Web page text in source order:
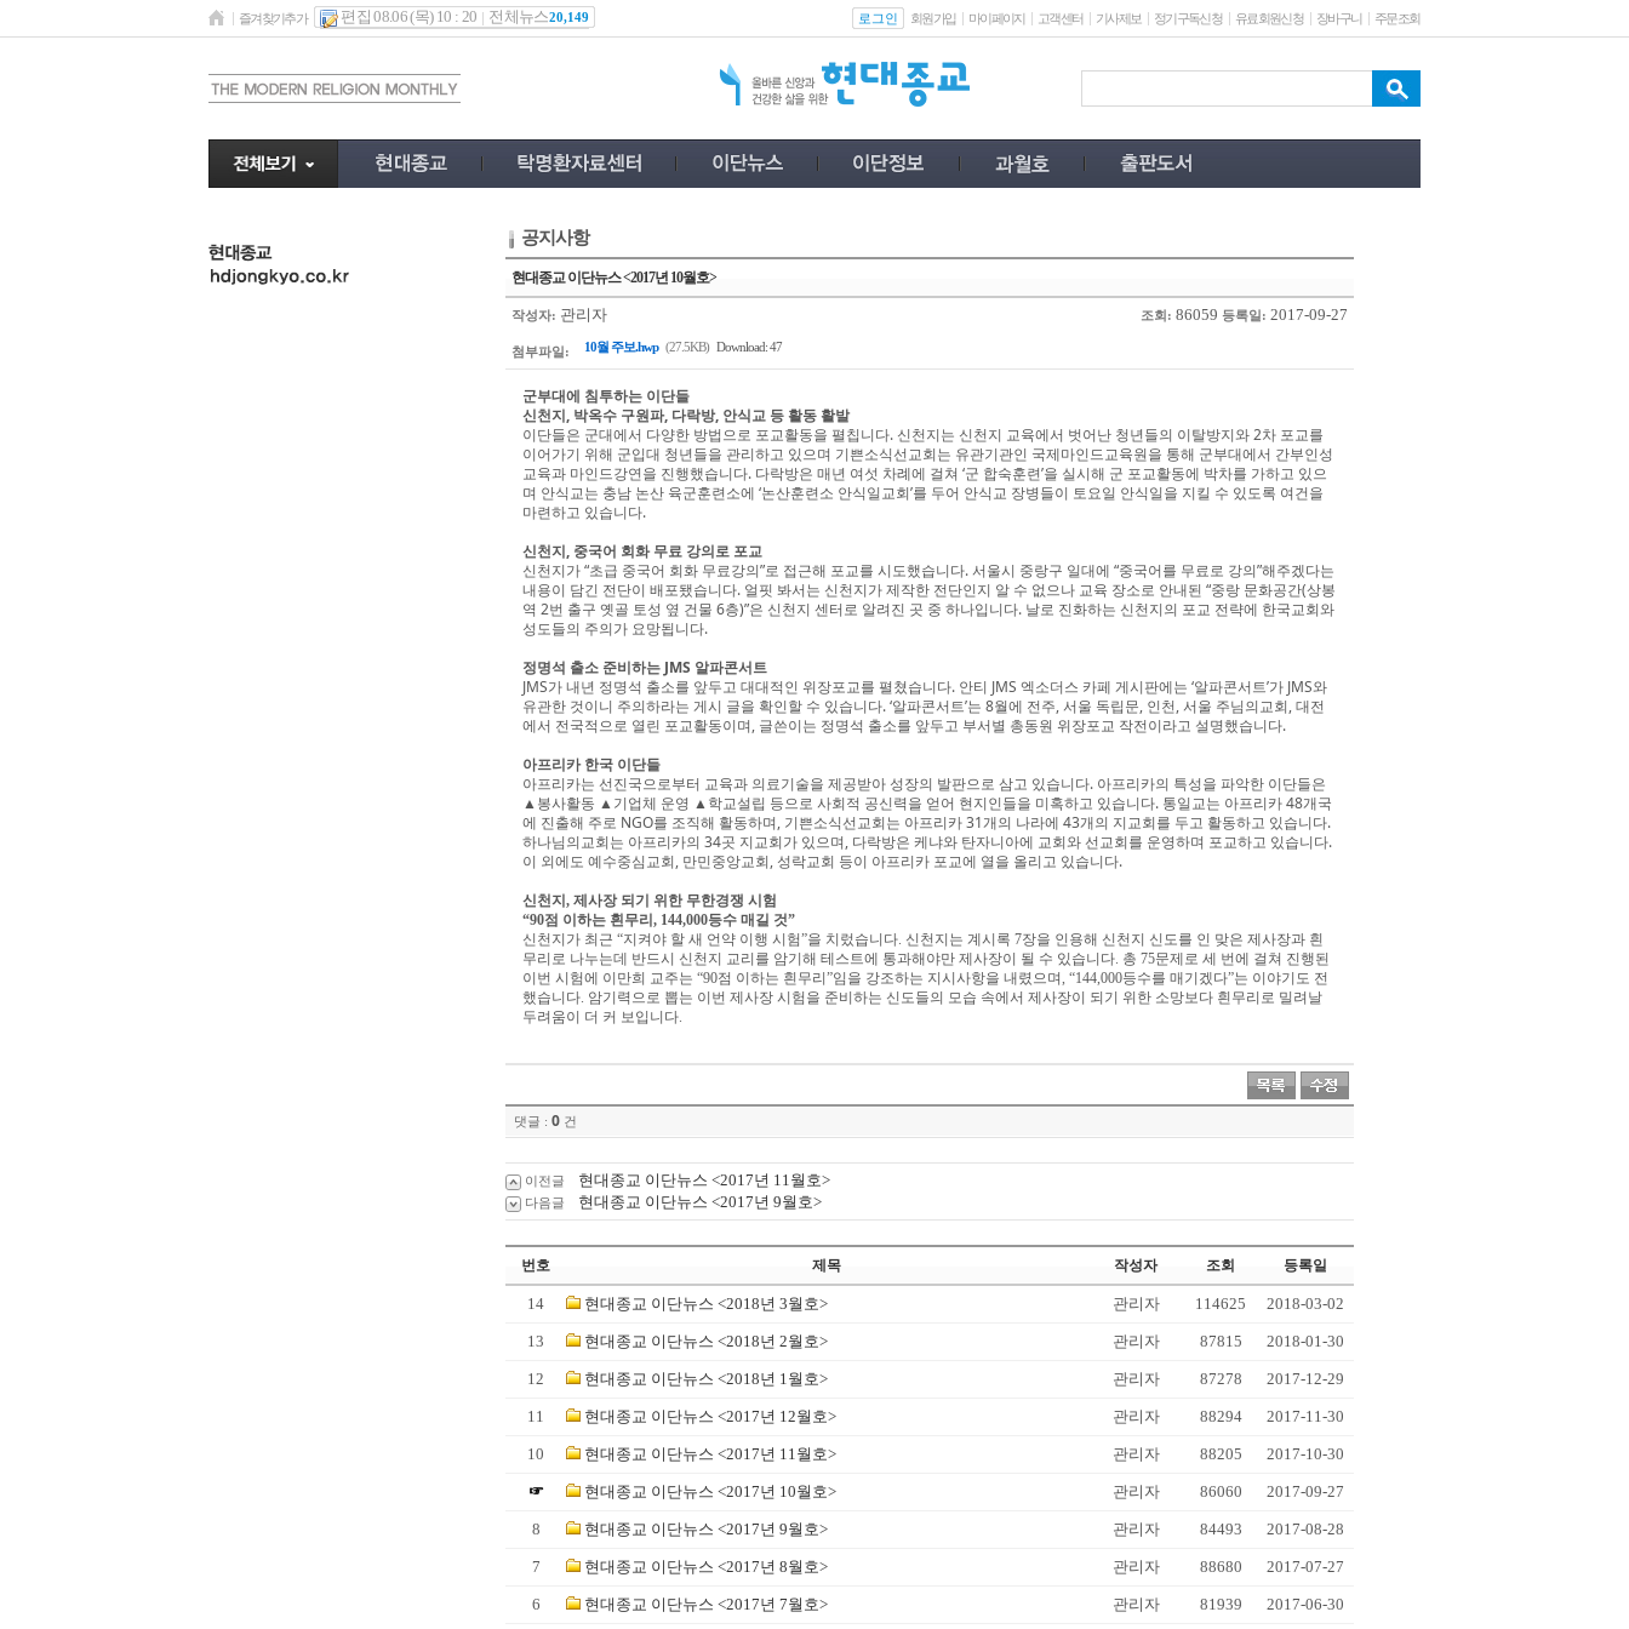
즐겨찾기추가 편집 08.06 (목) 10 : 20 전체뉴스20,149 로그인 회원가입 마이페이지 고객센터 기사제보 정기구독신청 유료회원신청 장바구니 주문조회
공지사항
현대종교 이단뉴스 <2017년 10월호>
작성자: 관리자 조회: 86059 등록일: 2017-09-27
첨부파일: 10월 주보.hwp (27.5KB) Download: 47
군부대에 침투하는 이단들
신천지, 박옥수 구원파, 다락방, 안식교 등 활동 활발
이단들은 군대에서 다양한 방법으로 포교활동을 펼칩니다. 신천지는 신천지 교육에서 벗어난 청년들의 이탈방지와 2차 포교를
이어가기 위해 군입대 청년들을 관리하고 있으며 기쁜소식선교회는 유관기관인 국제마인드교육원을 통해 군부대에서 간부인성
교육과 마인드강연을 진행했습니다. 다락방은 매년 여섯 차례에 걸쳐 ‘군 합숙훈련’을 실시해 군 포교활동에 박차를 가하고 있으
며 안식교는 충남 논산 육군훈련소에 ‘논산훈련소 안식일교회’를 두어 안식교 장병들이 토요일 안식일을 지킬 수 있도록 여건을
마련하고 있습니다.
신천지, 중국어 회화 무료 강의로 포교
신천지가 “초급 중국어 회화 무료강의”로 접근해 포교를 시도했습니다. 서울시 중랑구 일대에 “중국어를 무료로 강의”해주겠다는
내용이 담긴 전단이 배포됐습니다. 얼핏 봐서는 신천지가 제작한 전단인지 알 수 없으나 교육 장소로 안내된 “중랑 문화공간(상봉
역 2번 출구 옛골 토성 옆 건물 6층)”은 신천지 센터로 알려진 곳 중 하나입니다. 날로 진화하는 신천지의 포교 전략에 한국교회와
성도들의 주의가 요망됩니다.
정명석 출소 준비하는 JMS 알파콘서트
JMS가 내년 정명석 출소를 앞두고 대대적인 위장포교를 펼쳤습니다. 안티 JMS 엑소더스 카페 게시판에는 ‘알파콘서트’가 JMS와
유관한 것이니 주의하라는 게시 글을 확인할 수 있습니다. ‘알파콘서트’는 8월에 전주, 서울 독립문, 인천, 서울 주님의교회, 대전
에서 전국적으로 열린 포교활동이며, 글쓴이는 정명석 출소를 앞두고 부서별 총동원 위장포교 작전이라고 설명했습니다.
아프리카 한국 이단들
아프리카는 선진국으로부터 교육과 의료기술을 제공받아 성장의 발판으로 삼고 있습니다. 아프리카의 특성을 파악한 이단들은
▲봉사활동 ▲기업체 운영 ▲학교설립 등으로 사회적 공신력을 얻어 현지인들을 미혹하고 있습니다. 통일교는 아프리카 48개국
에 진출해 주로 NGO를 조직해 활동하며, 기쁜소식선교회는 아프리카 31개의 나라에 43개의 지교회를 두고 활동하고 있습니다.
하나님의교회는 아프리카의 34곳 지교회가 있으며, 다락방은 케냐와 탄자니아에 교회와 선교회를 운영하며 포교하고 있습니다.
이 외에도 예수중심교회, 만민중앙교회, 성락교회 등이 아프리카 포교에 열을 올리고 있습니다.
신천지, 제사장 되기 위한 무한경쟁 시험
“90점 이하는 흰무리, 144,000등수 매길 것”
신천지가 최근 “지켜야 할 새 언약 이행 시험”을 치렀습니다. 신천지는 계시록 7장을 인용해 신천지 신도를 인 맞은 제사장과 흰
무리로 나누는데 반드시 신천지 교리를 암기해 테스트에 통과해야만 제사장이 될 수 있습니다. 총 75문제로 세 번에 걸쳐 진행된
이번 시험에 이만희 교주는 “90점 이하는 흰무리”임을 강조하는 지시사항을 내렸으며, “144,000등수를 매기겠다”는 이야기도 전
했습니다. 암기력으로 뽑는 이번 제사장 시험을 준비하는 신도들의 모습 속에서 제사장이 되기 위한 소망보다 흰무리로 밀려날
두려움이 더 커 보입니다.
댓글 : 0 건
이전글 현대종교 이단뉴스 <2017년 11월호>
다음글 현대종교 이단뉴스 <2017년 9월호>
번호 제목 작성자 조회 등록일
14 현대종교 이단뉴스 <2018년 3월호> 관리자 114625 2018-03-02
13 현대종교 이단뉴스 <2018년 2월호> 관리자 87815 2018-01-30
12 현대종교 이단뉴스 <2018년 1월호> 관리자 87278 2017-12-29
11 현대종교 이단뉴스 <2017년 12월호> 관리자 88294 2017-11-30
10 현대종교 이단뉴스 <2017년 11월호> 관리자 88205 2017-10-30
☞ 현대종교 이단뉴스 <2017년 10월호> 관리자 86060 2017-09-27
8 현대종교 이단뉴스 <2017년 9월호> 관리자 84493 2017-08-28
7 현대종교 이단뉴스 <2017년 8월호> 관리자 88680 2017-07-27
6 현대종교 이단뉴스 <2017년 7월호> 관리자 81939 2017-06-30